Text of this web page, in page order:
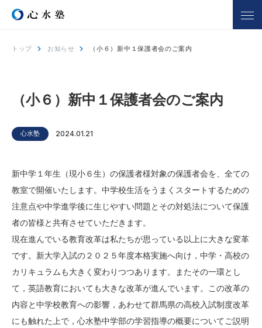
心水塾の思い
講師一覧
よくあるご質問
中学生コース
教室を探す 入塾までの流れ
合格実績 合格者の声
お知らせ
心水塾からのお知らせ
各教室からのお知らせ
メディア
トップ お知らせ （小６）新中１保護者会のご案内
（小６）新中１保護者会のご案内
心水塾 2024.01.21
新中学１年生（現小６生）の保護者様対象の保護者会を、全ての
教室で開催いたします。中学校生活をうまくスタートするための
注意点や中学進学後に生じやすい問題とその対処法について保護
者の皆様と共有させていただきます。
現在進んでいる教育改革は私たちが思っている以上に大きな変革
です。新大学入試の２０２５年度本格実施へ向け，中学・高校の
カリキュラムも大きく変わりつつあります。またその一環とし
て，英語教育においても大きな改革が進んでいます。この改革の
内容と中学校教育への影響，あわせて群馬県の高校入試制度改革
にも触れた上で，心水塾中学部の学習指導の概要についてご説明